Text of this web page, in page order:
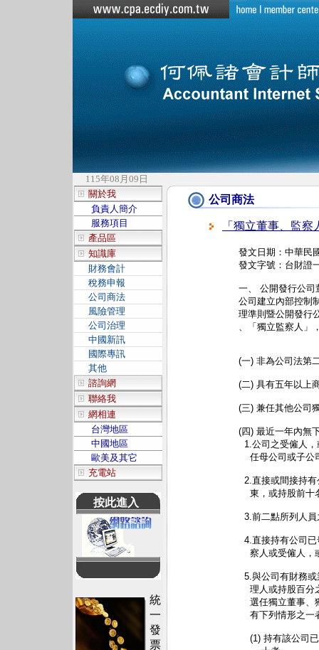
115年08月09日
關於我
負責人簡介
服務項目
產品區
知識庫
財務會計
稅務申報
公司商法
風險管理
公司治理
中國新訊
國際專訊
其他
諮詢網
聯絡我
網相連
台灣地區
中國地區
歐美及其它
充電站
按此進入
統
一
發
票
公司商法
「獨立董事、監察
發文日期：中華民
發文字號：台財證
一、 公開發行公司
公司建立內部控制
理準則暨公開發行
、「獨立監察人」
(一) 非為公司法第
(二) 具有五年以上
(三) 兼任其他公司
(四) 最近一年內無
1.公司之受僱人
任母公司或子
2.直接或間接持
東，或持股前
3.前二點所列人
4.直接持有公司
察人或受僱人
5.與公司有財務
理人或持股百
選任獨立董事
有下列情形之一
(1) 持有該公